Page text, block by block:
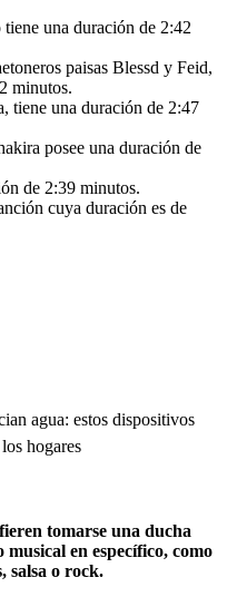
una duración de 2:42
paisas Blessd y Feid,
minutos.
tiene una duración de 2:47
posee una duración de
de 2:39 minutos.
cuya duración es de
agua: estos dispositivos
hogares
tomarse una ducha
musical en específico, como
salsa o rock.